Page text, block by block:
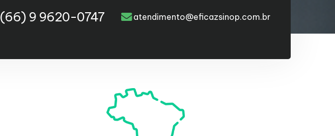
(66) 9 9620-0747 atendimento@eficazsinop.com.br